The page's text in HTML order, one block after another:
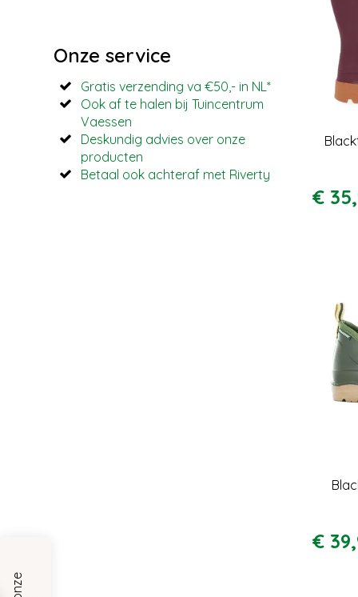
€ 35,
€ 39,
Onze service
Gratis verzending va €50,- in NL*
Ook af te halen bij Tuincentrum
Vaessen
Deskundig advies over onze
producten
Betaal ook achteraf met Riverty